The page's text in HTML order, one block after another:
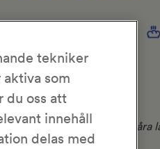
är ett recept från en av våra
avKronJäst.
tekniker
som
du oss att
innehåll
delas med